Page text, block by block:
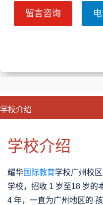
留言咨询
学校介绍
学校介绍
耀华国际教育学校广州校
学校，招收 1 岁至18 岁的
4 年，一直为广州地区的